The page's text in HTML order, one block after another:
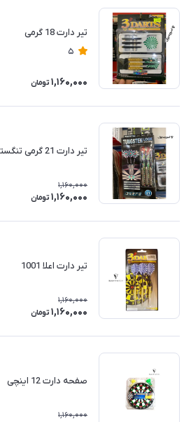
تیر دارت 18 گرمی
5
1,160,000 تومان
تیر دارت 21 گرمی تنگستن
1,160,000
1,160,000 تومان
تیر دارت اعلا 1001
1,160,000
1,160,000 تومان
صفحه دارت 12 اینچی
1,160,000